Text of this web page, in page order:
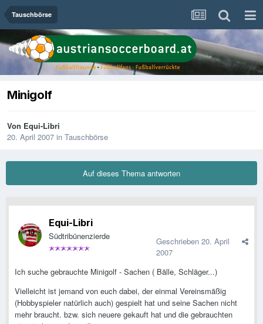
Tauschbörse
Minigolf
Von Equi-Libri
20. April 2007 in Tauschbörse
Auf dieses Thema antworten
Equi-Libri
Südtribünenzierde Geschrieben 20. April
2007
Ich suche gebrauchte Minigolf - Sachen ( Bälle, Schläger...)
Vielleicht ist jemand von euch dabei, der einmal Vereinsmäßig
(Hobbyspieler natürlich auch) gespielt hat und seine Sachen nicht
mehr braucht. bzw. sich neuere gekauft hat und die gebrauchten